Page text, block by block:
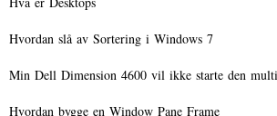
Hvordan slå av Sortering i Windows 7
Min Dell Dimension 4600 vil ikke starte den
Hvordan bygge en Window Pane Frame